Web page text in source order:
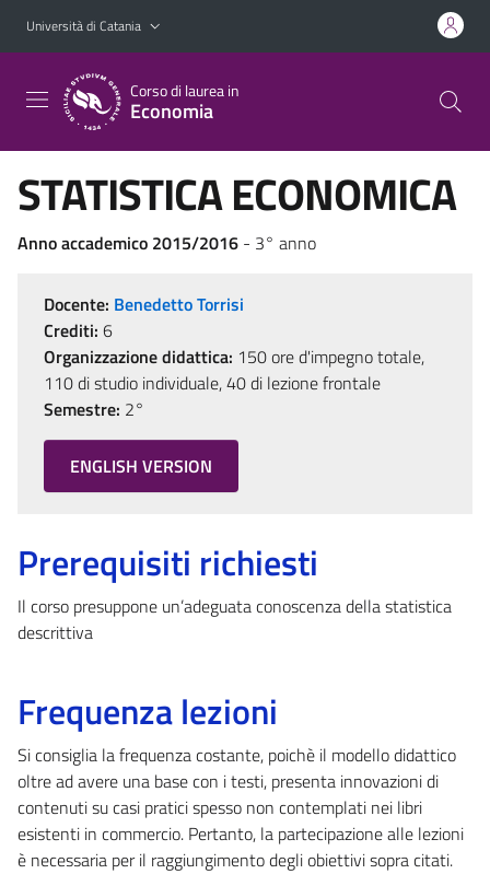
Vai al contenuto principale
Vai al menu di navigazione
Università di Catania
Corso di laurea in
Economia
STATISTICA ECONOMICA
Anno accademico 2015/2016 - 3° anno
Docente: Benedetto Torrisi
Crediti: 6
Organizzazione didattica: 150 ore d'impegno totale,
110 di studio individuale, 40 di lezione frontale
Semestre: 2°
ENGLISH VERSION
Prerequisiti richiesti
Il corso presuppone un’adeguata conoscenza della statistica
descrittiva
Frequenza lezioni
Si consiglia la frequenza costante, poichè il modello didattico
oltre ad avere una base con i testi, presenta innovazioni di
contenuti su casi pratici spesso non contemplati nei libri
esistenti in commercio. Pertanto, la partecipazione alle lezioni
è necessaria per il raggiungimento degli obiettivi sopra citati.